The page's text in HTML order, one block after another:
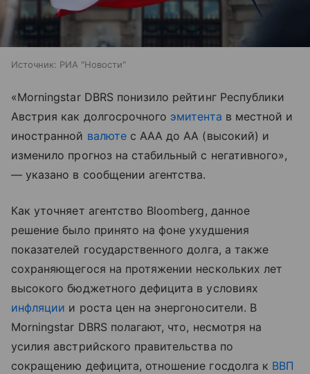
Источник: РИА "Новости"
«Morningstar DBRS понизило рейтинг Республики
Австрия как долгосрочного эмитента в местной и
иностранной валютес AAA до AA (высокий) и
изменило прогноз на стабильный с негативного»,
— указано в сообщении агентства.
Как уточняет агентство Bloomberg, данное
решение было принято на фоне ухудшения
показателей государственного долга, а также
сохраняющегося на протяжении нескольких лет
высокого бюджетного дефицита в условиях
инфляции и роста цен на энергоносители. В
Morningstar DBRS полагают, что, несмотря на
усилия австрийского правительства по
сокращению дефицита, отношение госдолга к ВВП